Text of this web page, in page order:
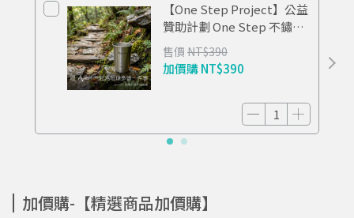
【One Step Project】公益
贊助計劃 One Step 不鏽鋼
杯 TIDE
售價 NT$390
加價購NT$390
加價購-【精選商品加價購】